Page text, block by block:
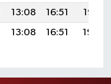
13:08 16:51
19:52
13:08 16:51 19:50